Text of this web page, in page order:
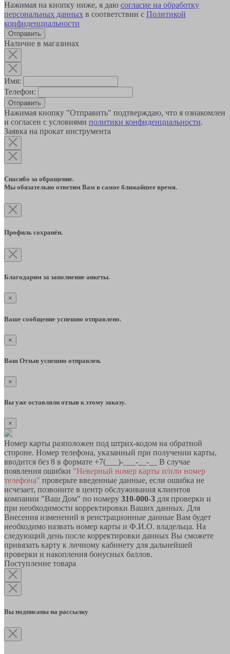
Нажимая на кнопку ниже, я даю согласие на обработку
персональных данных в соответствии с Политикой
конфиденциальности
Наличие в магазинах
Имя:
Телефон:
Отправить
Нажимая кнопку "Отправить" подтверждаю, что я ознакомлен
и согласен с условиями политики конфиденциальности.
Заявка на прокат инструмента
Спасибо за обращение.
Мы обязательно ответим Вам в самое ближайшее время.
Профиль сохранён.
Благодарим за заполнение анкеты.
×
Ваше сообщение успешно отправлено.
×
Ваш Отзыв успешно отправлен.
×
Вы уже оставляли отзыв к этому заказу.
×
Номер карты разположен под штрих-кодом на обратной
стороне. Номер телефона, указанный при получении карты,
вводится без 8 в формате +7(___)-___-__-__ В случае
появления ошибки "Неверный номер карты и/или номер
телефона" проверьте введенные данные, если ошибка не
исчезает, позвоните в центр обслуживания клиентов
компании "Ваш Дом" по номеру 310-000-3 для проверки и
при необходимости корректировки Ваших данных. Для
Внесения изменений в реистрационные данные Вам будет
необходимо назвать номер карты и Ф.И.О. владельца. На
следующий день после корректировки данных Вы сможете
привязать карту к личному кабинету для дальнейшей
проверки и накопления бонусных баллов.
Поступление товара
Вы подписаны на рассылку